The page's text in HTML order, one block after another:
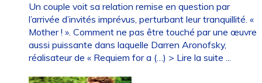
Un couple voit sa relation remise en question par
l’arrivée d’invités imprévus, perturbant leur tranquillité. «
Mother ! ». Comment ne pas être touché par une œuvre
aussi puissante dans laquelle Darren Aronofsky,
réalisateur de « Requiem for a (…) > Lire la suite ...